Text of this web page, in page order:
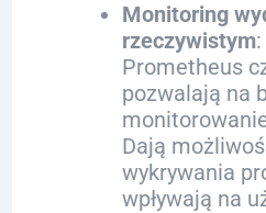
Monitoring
rzeczywistym
Prometheus
pozwalają na
Dają
wykrywania
wpływają na